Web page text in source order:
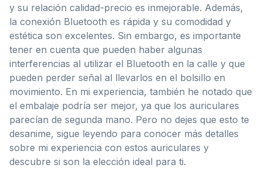
y su relación calidad-precio es inmejorable. Además,
la conexión Bluetooth es rápida y su comodidad y
estética son excelentes. Sin embargo, es importante
tener en cuenta que pueden haber algunas
interferencias al utilizar el Bluetooth en la calle y que
pueden perder señal al llevarlos en el bolsillo en
movimiento. En mi experiencia, también he notado que
el embalaje podría ser mejor, ya que los auriculares
parecían de segunda mano. Pero no dejes que esto te
desanime, sigue leyendo para conocer más detalles
sobre mi experiencia con estos auriculares y
descubre si son la elección ideal para ti.